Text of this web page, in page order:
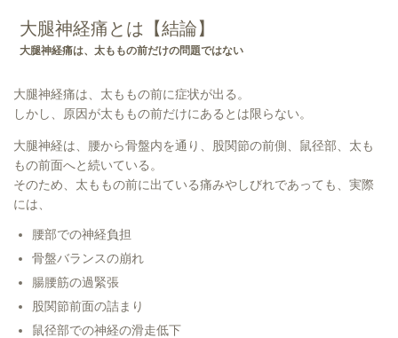
大腿神経痛とは【結論】
大腿神経痛は、太ももの前だけの問題ではない
大腿神経痛は、太ももの前に症状が出る。
しかし、原因が太ももの前だけにあるとは限らない。
大腿神経は、腰から骨盤内を通り、股関節の前側、鼠径部、太も
もの前面へと続いている。
そのため、太ももの前に出ている痛みやしびれであっても、実際
には、
腰部での神経負担
骨盤バランスの崩れ
腸腰筋の過緊張
股関節前面の詰まり
鼠径部での神経の滑走低下